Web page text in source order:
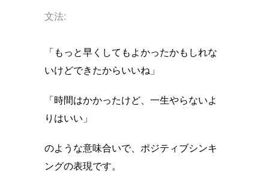
文法:
「もっと早くしてもよかったかもしれな
いけどできたからいいね」
「時間はかかったけど、一生やらないよ
りはいい」
のような意味合いで、ポジティブシンキ
ングの表現です。